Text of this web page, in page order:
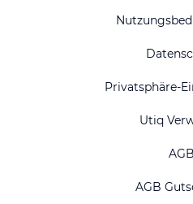
Privatsphäre-
Utiq
AGB
AGB